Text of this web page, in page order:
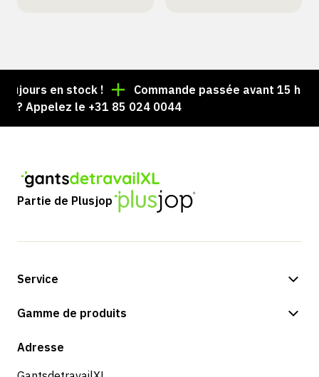
en stock !
Commande passée avant 15 h =
Appelez le +31 85 024 0044
Partie de Plusjop
Service
Options de paiement
Retours et service
Gamme de produits
Boutique
Adresse